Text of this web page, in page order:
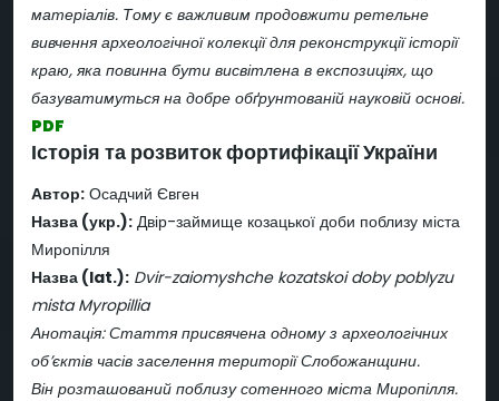
матеріалів. Тому є важливим продовжити ретельне
вивчення археологічної колекції для реконструкції історії
краю, яка повинна бути висвітлена в експозиціях, що
базуватимуться на добре обґрунтованій науковій основі.
PDF
Історія та розвиток фортифікації України
Автор: Осадчий Євген
Назва (укр.): Двір-займище козацької доби поблизу міста
Миропілля
Назва (lat.): Dvir-zaiomyshche kozatskoi doby poblyzu
mista Myropillia
Анотація: Стаття присвячена одному з археологічних
об’єктів часів заселення території Слобожанщини.
Він розташований поблизу сотенного міста Миропілля.